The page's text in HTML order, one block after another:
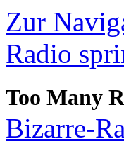
Zur
Radio
Bizarre-